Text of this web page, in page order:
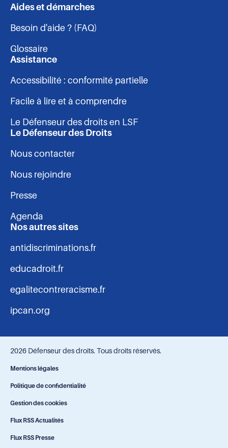
Navigation
-
pied
de
page
Aides et démarches
Besoin d'aide ? (FAQ)
Glossaire
Assistance
Accessibilité : conformité partielle
Facile à lire et à comprendre
Le Défenseur des droits en LSF
Le Défenseur des Droits
Nous contacter
Nous rejoindre
Presse
Agenda
Nos autres sites
antidiscriminations.fr
educadroit.fr
egalitecontreracisme.fr
ipcan.org
2026 Défenseur des droits. Tous droits réservés.
Navigation
-
bas
Mentions légales
Politique de confidentialité
Gestion des cookies
Flux RSS Actualités
Flux RSS Presse